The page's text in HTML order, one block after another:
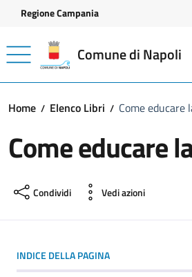
Vai ai contenuti
Vai al footer
Regione Campania
Comune di Napoli
Home Elenco Libri Come educare
Come educare
Condividi Vedi azioni
INDICE DELLA PAGINA